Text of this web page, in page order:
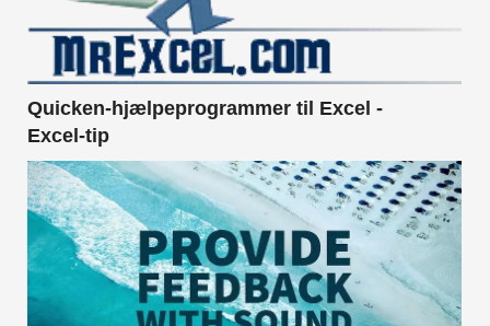
Quicken-hjælpeprogrammer til Excel -
Excel-tip